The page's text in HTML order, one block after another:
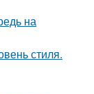
на
стиля.